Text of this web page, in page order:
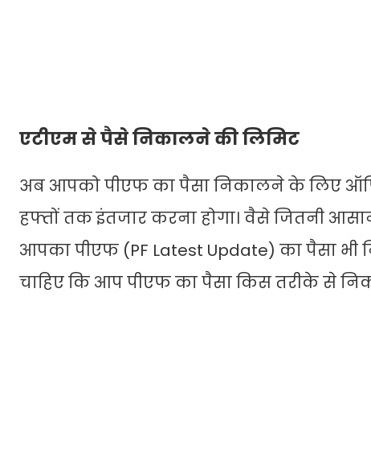
एटीएम से पैसे निकालने की लिमिट
अब आपको पीएफ का पैसा निकालने के लिए
हफ्तों तक इंतजार करना होगा। वैसे जितनी
आपका पीएफ (PF Latest Update) का पैसा भी
चाहिए कि आप पीएफ का पैसा किस तरीके से